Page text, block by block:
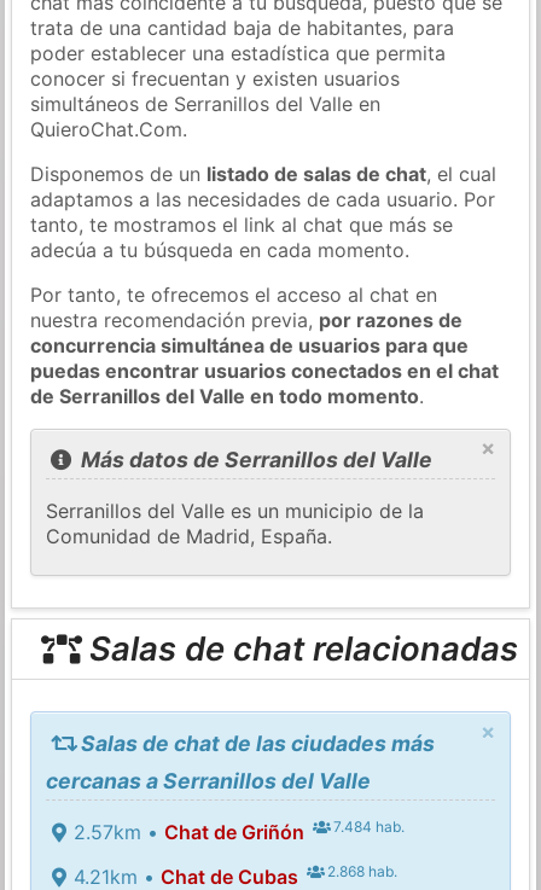
trata de una cantidad baja de habitantes, para
poder establecer una estadística que permita
conocer si frecuentan y existen usuarios
simultáneos de Serranillos del Valle en
QuieroChat.Com.
Disponemos de un listado de salas de chat, el cual
adaptamos a las necesidades de cada usuario. Por
tanto, te mostramos el link al chat que más se
adecúa a tu búsqueda en cada momento.
Por tanto, te ofrecemos el acceso al chat en
nuestra recomendación previa, por razones de
concurrencia simultánea de usuarios para que
puedas encontrar usuarios conectados en el chat
de Serranillos del Valle en todo momento.
×
Más datos de Serranillos del Valle
Serranillos del Valle es un municipio de la
Comunidad de Madrid, España.
Salas de chat relacionadas
×
Salas de chat de las ciudades más
cercanas a Serranillos del Valle
2.57km • Chat de Griñón 7.484 hab.
4.21km • Chat de Cubas 2.868 hab.